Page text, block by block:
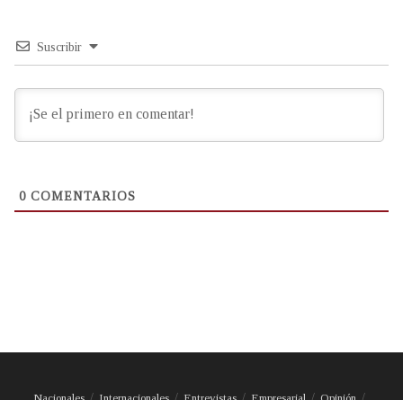
Suscribir
0 COMENTARIOS